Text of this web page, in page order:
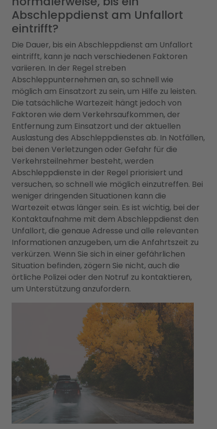
Abschleppdienst am Unfallort
eintrifft?
Die Dauer, bis ein Abschleppdienst am Unfallort
eintrifft, kann je nach verschiedenen Faktoren
variieren. In der Regel streben
Abschleppunternehmen an, so schnell wie
möglich am Einsatzort zu sein, um Hilfe zu leisten.
Die tatsächliche Wartezeit hängt jedoch von
Faktoren wie dem Verkehrsaufkommen, der
Entfernung zum Einsatzort und der aktuellen
Auslastung des Abschleppdienstes ab. In Notfällen,
bei denen Verletzungen oder Gefahr für die
Verkehrsteilnehmer besteht, werden
Abschleppdienste in der Regel priorisiert und
versuchen, so schnell wie möglich einzutreffen. Bei
weniger dringenden Situationen kann die
Wartezeit etwas länger sein. Es ist wichtig, bei der
Kontaktaufnahme mit dem Abschleppdienst den
Unfallort, die genaue Adresse und alle relevanten
Informationen anzugeben, um die Anfahrtszeit zu
verkürzen. Wenn Sie sich in einer gefährlichen
Situation befinden, zögern Sie nicht, auch die
örtliche Polizei oder den Notruf zu kontaktieren,
um Unterstützung anzufordern.